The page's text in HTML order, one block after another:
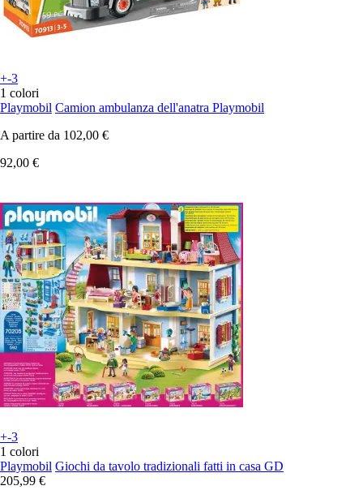
+-3
1 colori
Playmobil Camion ambulanza dell'anatra Playmobil
A partire da 102,00 €
92,00 €
+-3
1 colori
Playmobil Giochi da tavolo tradizionali fatti in casa GD
205,99 €